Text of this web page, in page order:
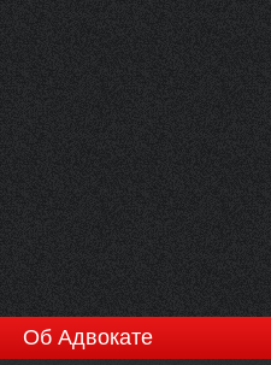
Об Адвокате